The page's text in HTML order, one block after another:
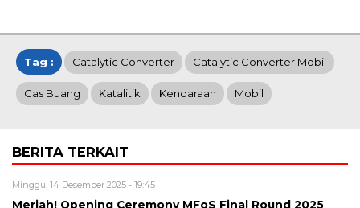
Tag : Catalytic Converter Catalytic Converter Mobil
Gas Buang Katalitik Kendaraan Mobil
BERITA TERKAIT
Minggu, 14 Desember 2025 - 19:45
Meriah! Opening Ceremony MFoS Final Round 2025